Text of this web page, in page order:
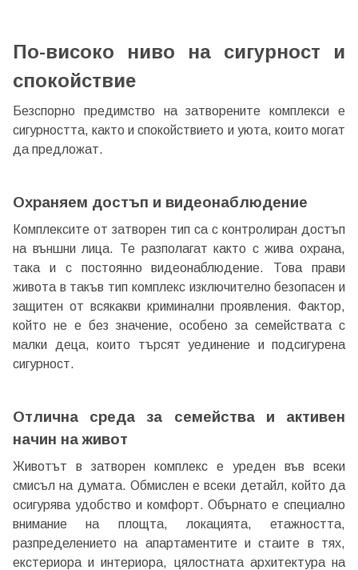
По-високо ниво на сигурност и
спокойствие
Безспорно предимство на затворените комплекси е
сигурността, както и спокойствието и уюта, които могат
да предложат.
Охраняем достъп и видеонаблюдение
Комплексите от затворен тип са с контролиран достъп
на външни лица. Те разполагат както с жива охрана,
така и с постоянно видеонаблюдение. Това прави
живота в такъв тип комплекс изключително безопасен и
защитен от всякакви криминални проявления. Фактор,
който не е без значение, особено за семействата с
малки деца, които търсят уединение и подсигурена
сигурност.
Отлична среда за семейства и активен
начин на живот
Животът в затворен комплекс е уреден във всеки
смисъл на думата. Обмислен е всеки детайл, който да
осигурява удобство и комфорт. Обърнато е специално
внимание на площта, локацията, етажността,
разпределението на апартаментите и стаите в тях,
екстериора и интериора, цялостната архитектура на